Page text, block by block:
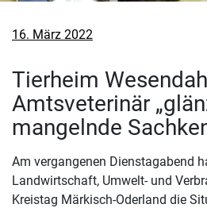
Veröffentlicht
16. März 2022
Tierheim
Amtsveterinär
mangelnde
Am vergangenen Dienstagabend
Landwirtschaft, Umwelt- und
Kreistag Märkisch-Oderland die